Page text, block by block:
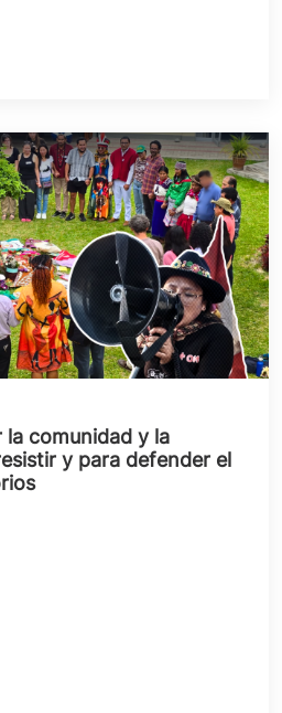
comunidad y la
y para defender el